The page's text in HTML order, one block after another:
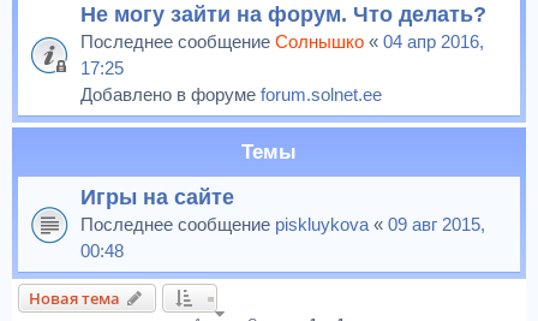
Не могу зайти на форум. Что делать?
Последнее сообщение Солнышко « 04 апр 2016,
17:25
Добавлено в форуме forum.solnet.ee
Темы
Игры на сайте
Последнее сообщение piskluykova « 09 авг 2015,
00:48
Новая тема